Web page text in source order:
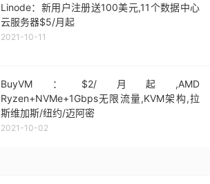
Linode：新用户注册送100美元,11个数据中心
云服务器$5/月起
2021-10-11
BuyVM：$2/月起,AMD
Ryzen+NVMe+1Gbps无限流量,KVM架构,拉
斯维加斯/纽约/迈阿密
2021-10-02